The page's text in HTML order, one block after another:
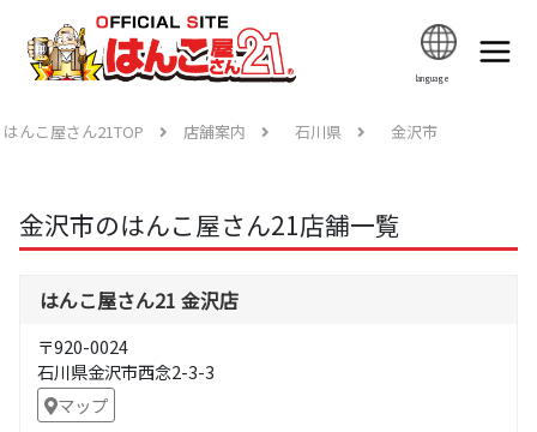
language
はんこ屋さん21TOP 店舗案内 石川県 金沢市
金沢市のはんこ屋さん21店舗一覧
はんこ屋さん21 金沢店
〒920-0024
石川県金沢市西念2-3-3
マップ